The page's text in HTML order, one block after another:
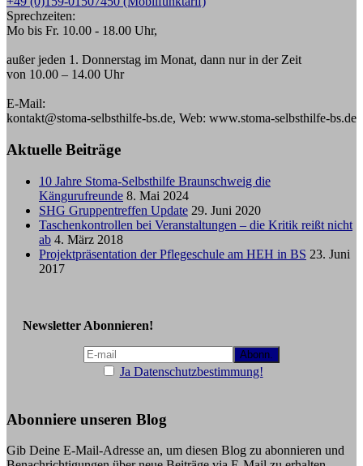
Sprechzeiten:
Mo bis Fr. 10.00 - 18.00 Uhr,
außer jeden 1. Donnerstag im Monat, dann nur in der Zeit
von 10.00 – 14.00 Uhr
E-Mail:
kontakt@stoma-selbsthilfe-bs.de, Web: www.stoma-selbsthilfe-bs.de
Aktuelle Beiträge
10 Jahre Stoma-Selbsthilfe Braunschweig die
Kängurufreunde 8. Mai 2024
SHG Gruppentreffen Update 29. Juni 2020
Taschenkontrollen bei Veranstaltungen – die Kritik reißt nicht
ab 4. März 2018
Projektpräsentation der Pflegeschule am HEH in BS 23. Juni
2017
Newsletter Abonnieren!
Ja Datenschutzbestimmung!
Abonniere unseren Blog
Gib Deine E-Mail-Adresse an, um diesen Blog zu abonnieren und